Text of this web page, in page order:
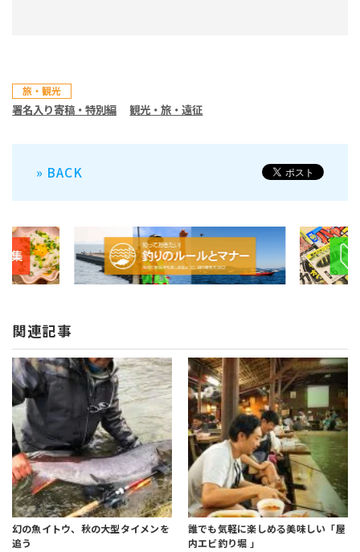
旅・観光
署名入り寄稿・特別編 観光・旅・遠征
» BACK
関連記事
幻の魚イトウ、秋の大型タイメンを
追う
誰でも気軽に楽しめる美味しい「屋
内エビ釣り堀 」